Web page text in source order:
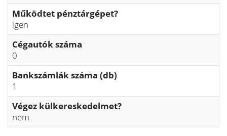
Működtet pénztárgépet?
igen
Cégautók száma
0
Bankszámlák száma (db)
1
Végez külkereskedelmet?
nem